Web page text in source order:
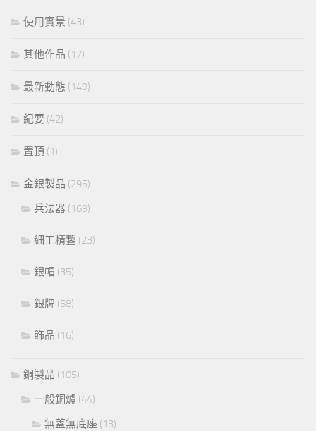
使用實景 (43)
其他作品 (17)
最新動態 (149)
紀要 (42)
置頂 (1)
金銀製品 (295)
兵法器 (169)
細工精鏨 (23)
銀帽 (35)
銀牌 (58)
飾品 (16)
銅製品 (105)
一般銅爐 (44)
無蓋無底座 (13)